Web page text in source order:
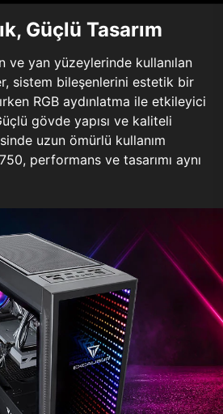
Güçlü Tasarım
ve yan yüzeylerinde kullanılan
sistem bileşenlerini estetik bir
RGB aydınlatma ile etkileyici
gövde yapısı ve kaliteli
uzun ömürlü kullanım
performans ve tasarımı aynı